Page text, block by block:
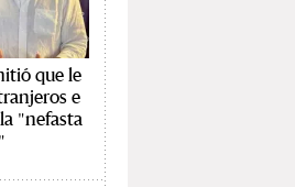
que le
e
"nefasta